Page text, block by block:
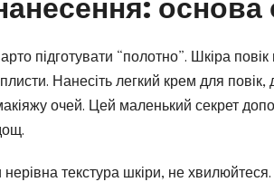
підготувати “полотно”. Шкіра
Нанесіть легкий крем для повік,
очей. Цей маленький секрет
текстура шкіри, не хвилюйтеся.